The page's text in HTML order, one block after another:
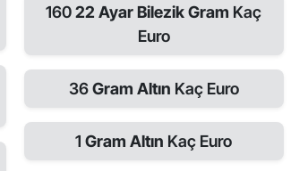
16022 Ayar Bilezik Gram Kaç
Euro
36Gram Altın Kaç Euro
1Gram Altın Kaç Euro